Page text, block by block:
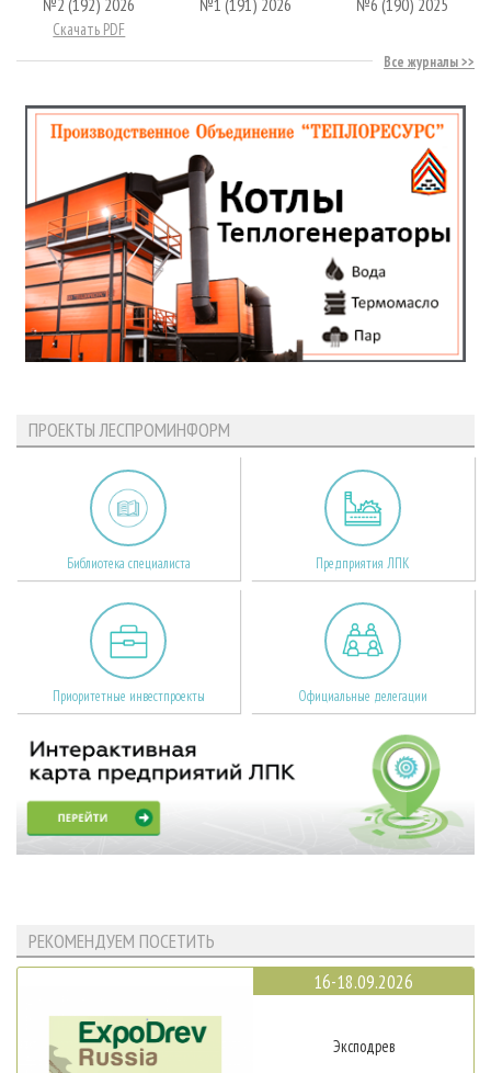
Скачать PDF
Все журналы
ПРОЕКТЫ ЛЕСПРОМИНФОРМ
Библиотека специалиста Предприятия ЛПК
Приоритетные инвестпроекты Официальные делегации
РЕКОМЕНДУЕМ ПОСЕТИТЬ
16-18.09.2026
Эксподрев